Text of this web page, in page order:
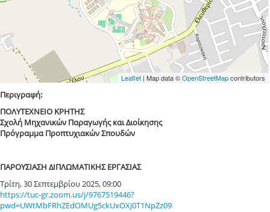
Leaflet| Map data ©OpenStreetMapcontributors
Περιγραφή:
ΠΟΛΥΤΕΧΝΕΙΟ ΚΡΗΤΗΣ
Σχολή Μηχανικών Παραγωγής και Διοίκησης
Πρόγραμμα Προπτυχιακών Σπουδών
ΠΑΡΟΥΣΙΑΣΗ ΔΙΠΛΩΜΑΤΙΚΗΣ ΕΡΓΑΣΙΑΣ
Τρίτη, 30 Σεπτεμβρίου 2025, 09:00
https://tuc-gr.zoom.us/j/9767519446?
pwd=UWtMbFRhZEdOMUg5ckUxOXJ0T1NpZz09